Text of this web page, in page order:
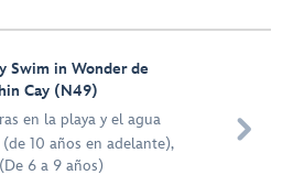
Swim in Wonder de
Cay (N49)
en la playa y el agua
10 años en adelante),
6 a 9 años)
